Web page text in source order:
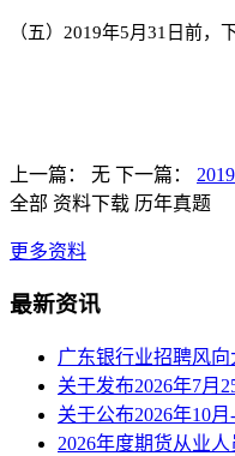
（五）2019年5月31日前
上一篇： 无 下一篇：
全部 资料下载 历年真题
更多资料
最新资讯
广东银行业招聘风
关于发布2026年7月
关于公布2026年10
2026年度期货从业